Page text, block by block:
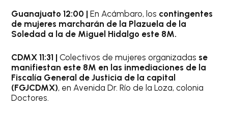
Guanajuato 12:00 | En Acámbaro, los contingentes
de mujeres marcharán de la Plazuela de la
Soledad a la de Miguel Hidalgo este 8M.
CDMX 11:31 | Colectivos de mujeres organizadas se
manifiestan este 8M en las inmediaciones de la
Fiscalía General de Justicia de la capital
(FGJCDMX), en Avenida Dr. Río de la Loza, colonia
Doctores.